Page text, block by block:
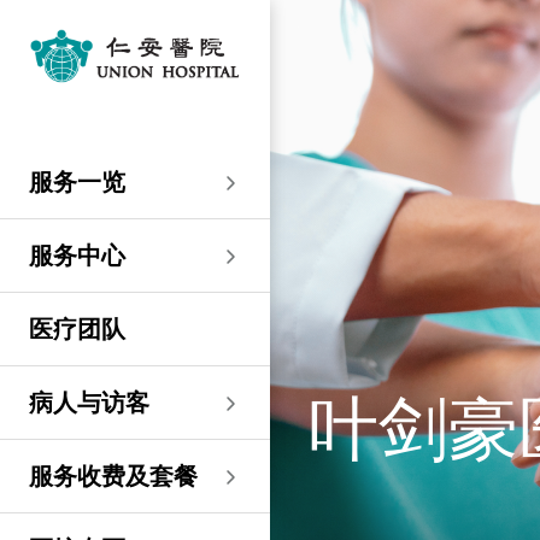
服务一览
服务一览
急症及门诊
专科服务
专科服务
妇产科／生殖医学
妇产科／生殖医学
妇产科
生殖医学科
外科
外科
乳房健康
泌尿外科
心胸肺外科
整形外科
骨科
内科
肠胃肝脏科
呼吸系统科
内分泌及糖尿科
肾科
肿瘤科
儿科
小儿外科及小儿泌尿科
过敏专科服务
其他医疗服务
其他医疗服务
健康检查
疫苗注射
物理治疗
言语治疗
服务中心
服务中心
大围仁安医院
仁安微创中心
儿科/婴儿健康中心
乳房保健及治疗中心
仁安内视镜及日间手
术中心
尖沙咀 H Zentre
尖沙咀 H Zentre
仁安肿瘤中心
仁安医疗造影体检中
心
尖沙咀美丽华广场
尖沙咀美丽华广场
仁安植发中心
仁安医院分科诊所 (尖
沙咀)
仁安医院分科诊所 (尖
仁安医院分科诊所 (尖
沙咀) 内视镜及日间治
疗中心
分科诊所
分科诊所
沙咀)
仁安医院分科诊所 (将
军澳)
仁安医院分科诊所
仁安医院分科诊所
仁安医院分科诊所
(荃湾)
医疗团队
病人与访客
病人与访客
入院准备
留院指南
部门服务时间
恶劣天气安排
病人权益
病人权益
病人与家庭委员会
意见回馈
健康资讯
健康资讯
小册子
服务收费及套餐
服务收费及套餐
医疗券计划
医护专区
费用预算
费用预算
度的先导计划
住院及手术费用预计表
服务费用预算
休假通知只适用于V-
CODE医生
护士训练学校
护士网上培训系统
(CNE)
关于仁安
仁安概览
纪念日志
医学研究
认证及奖项
仁心仁术慈善计划
资讯中心
资讯中心
新闻稿
专栏文章
小册子
感染控制
职位空缺
联络我们
位置及交通
意见回馈
其他查询
叶剑豪